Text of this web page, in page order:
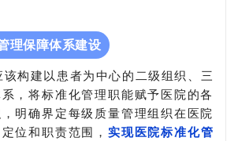
理保障体系建设
构建以患者为中心的二级组织、三
，将标准化管理职能赋予医院的各
明确界定每级质量管理组织在医院
位和职责范围， 实现医院标准化管